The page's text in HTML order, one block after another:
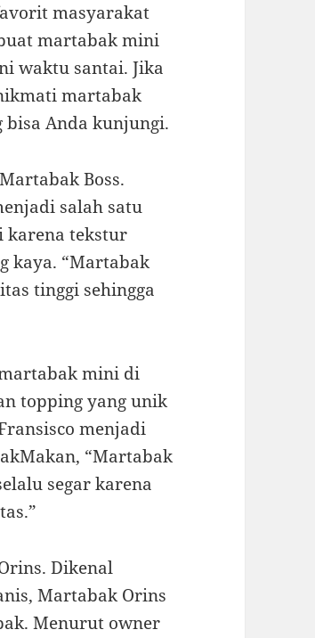
masyarakat
martabak mini
waktu santai. Jika
martabak
Anda kunjungi.
Boss.
salah satu
tekstur
kaya. “Martabak
tinggi sehingga
mini di
topping yang unik
menjadi
“Martabak
segar karena
Dikenal
Martabak Orins
Menurut owner